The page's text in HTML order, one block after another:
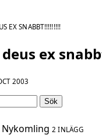
EX SNABBT!!!!!!!!!
ex
2003
Sök
Nykomling 2 INLÄGG